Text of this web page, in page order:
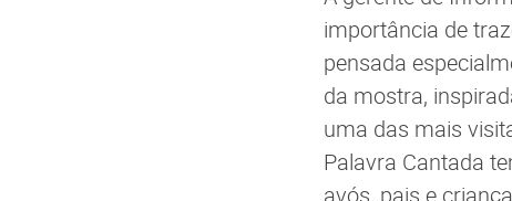
importância de
pensada
da mostra,
uma das mais
Palavra Cantada